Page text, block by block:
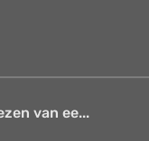
van ee...